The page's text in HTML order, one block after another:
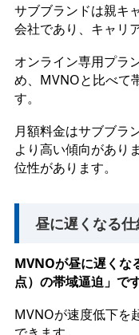
サブブランドは親キ
会社であり、キャリ
オンライン専用プラ
め、MVNOと比べて
す。
月額料金はサブブラ
より高い傾向があり
位性があります。
昼に遅くなる仕
MVNOが昼に遅くな
点）の帯域逼迫」です
MVNOが速度低下を